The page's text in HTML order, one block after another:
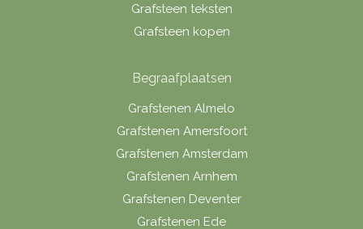
Grafsteen teksten
Grafsteen kopen
Begraafplaatsen
Grafstenen Almelo
Grafstenen Amersfoort
Grafstenen Amsterdam
Grafstenen Arnhem
Grafstenen Deventer
Grafstenen Ede